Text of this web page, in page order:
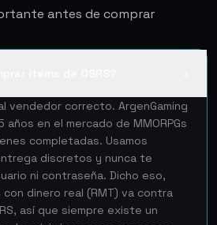
antes de comprar
vendedor correcto. ArgenGaming
años en el mercado de MMORPGs
completadas. Usamos
discretos y nunca te
ni contraseña. Dicho eso,
con dinero real (RMT) va contra
así que siempre existe un